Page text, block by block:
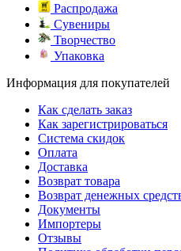
Распродажа
Сувениры
Творчество
Упаковка
Информация для покупателей
Как сделать заказ
Как зарегистрироваться
Система скидок
Оплата
Доставка
Возврат товара
Возврат денежных
Документы
Импортеры
Отзывы